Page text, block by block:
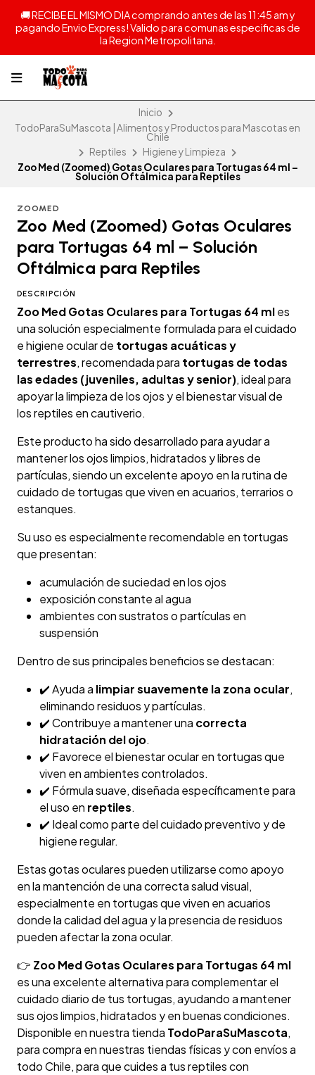
🚚 RECIBE EL MISMO DIA comprando antes de las 11:45 am y
pagando Envio Express! Valido para comunas especificas de
la Region Metropolitana.
Inicio
TodoParaSuMascota | Alimentos y Productos para Mascotas en
Chile
Reptiles
Higiene y Limpieza
Zoo Med (Zoomed) Gotas Oculares para Tortugas 64 ml –
Solución Oftálmica para Reptiles
ZOOMED
Zoo Med (Zoomed) Gotas Oculares
para Tortugas 64 ml – Solución
Oftálmica para Reptiles
DESCRIPCIÓN
Zoo Med Gotas Oculares para Tortugas 64 mles
una solución especialmente formulada para el cuidado
e higiene ocular de tortugas acuáticas y
terrestres, recomendada para tortugas de todas
las edades (juveniles, adultas y senior), ideal para
apoyar la limpieza de los ojos y el bienestar visual de
los reptiles en cautiverio.
Este producto ha sido desarrollado para ayudar a
mantener los ojos limpios, hidratados y libres de
partículas, siendo un excelente apoyo en la rutina de
cuidado de tortugas que viven en acuarios, terrarios o
estanques.
Su uso es especialmente recomendable en tortugas
que presentan:
acumulación de suciedad en los ojos
exposición constante al agua
ambientes con sustratos o partículas en
suspensión
Dentro de sus principales beneficios se destacan:
✔️ Ayuda a limpiar suavemente la zona ocular,
eliminando residuos y partículas.
✔️ Contribuye a mantener una correcta
hidratación del ojo.
✔️ Favorece el bienestar ocular en tortugas que
viven en ambientes controlados.
✔️ Fórmula suave, diseñada específicamente para
el uso en reptiles.
✔️ Ideal como parte del cuidado preventivo y de
higiene regular.
Estas gotas oculares pueden utilizarse como apoyo
en la mantención de una correcta salud visual,
especialmente en tortugas que viven en acuarios
donde la calidad del agua y la presencia de residuos
pueden afectar la zona ocular.
👉 Zoo Med Gotas Oculares para Tortugas 64 ml
es una excelente alternativa para complementar el
cuidado diario de tus tortugas, ayudando a mantener
sus ojos limpios, hidratados y en buenas condiciones.
Disponible en nuestra tienda TodoParaSuMascota,
para compra en nuestras tiendas físicas y con envíos a
todo Chile, para que cuides a tus reptiles con